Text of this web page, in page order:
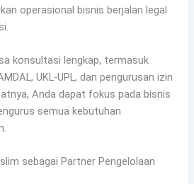
operasional bisnis berjalan legal
konsultasi lengkap, termasuk
UKL-UPL, dan pengurusan izin
Anda dapat fokus pada bisnis
semua kebutuhan
sebagai Partner Pengelolaan